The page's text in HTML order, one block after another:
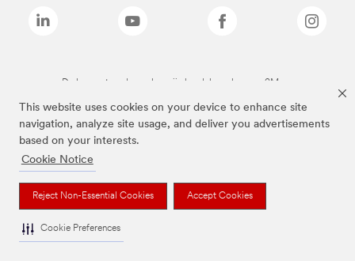
This website uses cookies on your device to enhance site
navigation, analyze site usage, and deliver you advertisements
based on your interests.
Cookie Notice
Reject Non-Essential Cookies Accept Cookies
Cookie Preferences
De bovenstaande merken zijn handelsmerken van 3M.we